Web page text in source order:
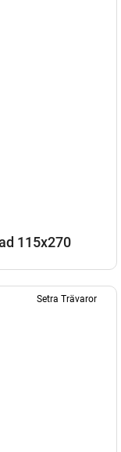
115x270
Setra Trävaror